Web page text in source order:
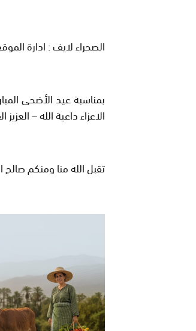
الصحراء لايف : ادارة
بمناسبة عيد الأضحى
الاعزاء داعية الله –
تقبل الله منا ومنكم صالح